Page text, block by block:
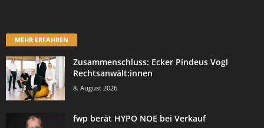
MEHR ERFAHREN
Zusammenschluss: Ecker Pindeus Vogl
Rechtsanwält:innen
8. August 2026
fwp berät HYPO NOE bei Verkauf